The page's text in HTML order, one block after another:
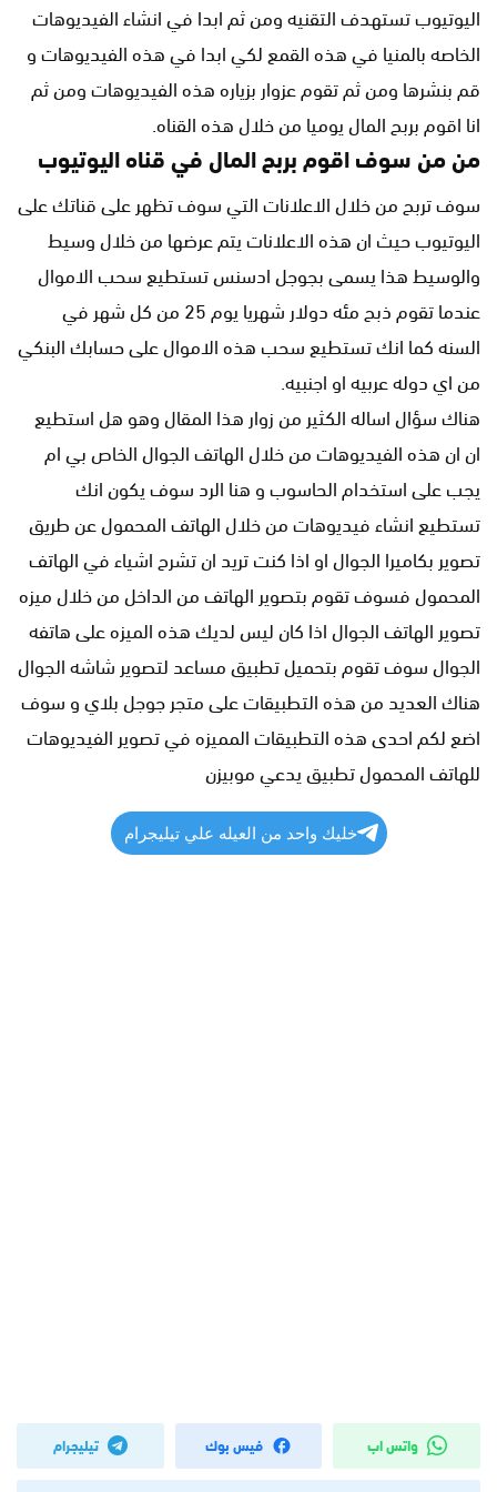
اليوتيوب تستهدف التقنيه ومن ثم ابدا في انشاء الفيديوهات
الخاصه بالمنيا في هذه القمع لكي ابدا في هذه الفيديوهات و
قم بنشرها ومن ثم تقوم عزوار بزياره هذه الفيديوهات ومن ثم
انا اقوم بربح المال يوميا من خلال هذه القناه.
من من سوف اقوم بربح المال في قناه اليوتيوب
سوف تربح من خلال الاعلانات التي سوف تظهر على قناتك على
اليوتيوب حيث ان هذه الاعلانات يتم عرضها من خلال وسيط
والوسيط هذا يسمى بجوجل ادسنس تستطيع سحب الاموال
عندما تقوم ذبح مئه دولار شهريا يوم 25 من كل شهر في
السنه كما انك تستطيع سحب هذه الاموال على حسابك البنكي
من اي دوله عربيه او اجنبيه.
هناك سؤال اساله الكثير من زوار هذا المقال وهو هل استطيع
ان ان هذه الفيديوهات من خلال الهاتف الجوال الخاص بي ام
يجب على استخدام الحاسوب و هنا الرد سوف يكون انك
تستطيع انشاء فيديوهات من خلال الهاتف المحمول عن طريق
تصوير بكاميرا الجوال او اذا كنت تريد ان تشرح اشياء في الهاتف
المحمول فسوف تقوم بتصوير الهاتف من الداخل من خلال ميزه
تصوير الهاتف الجوال اذا كان ليس لديك هذه الميزه على هاتفه
الجوال سوف تقوم بتحميل تطبيق مساعد لتصوير شاشه الجوال
هناك العديد من هذه التطبيقات على متجر جوجل بلاي و سوف
اضع لكم احدى هذه التطبيقات المميزه في تصوير الفيديوهات
للهاتف المحمول تطبيق يدعي موبيزن
خليك واحد من العيله علي تيليجرام
واتس اب فيس بوك تيليجرام